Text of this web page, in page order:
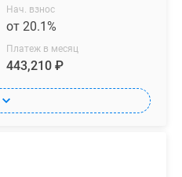
Нач. взнос
от 20.1%
Платеж в месяц
443,210 ₽